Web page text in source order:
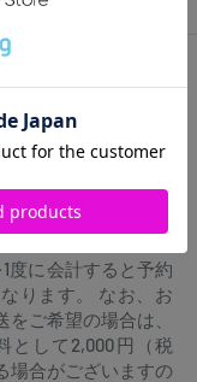
送料無料
ん
度に会計すると予約
ります。 なお、お
ご希望の場合は、
として2,000円（税
場合がございますの